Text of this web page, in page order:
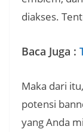
diakses.
Baca Juga :
Maka dari
potensi
yang Anda